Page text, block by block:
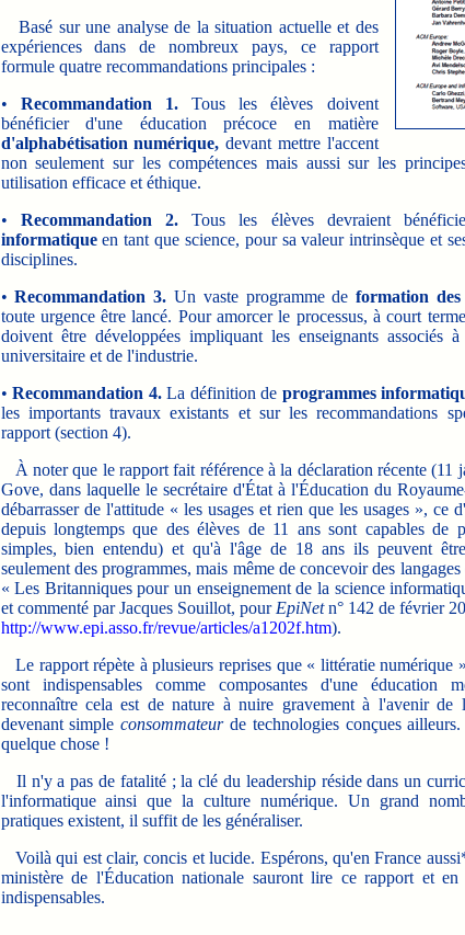
Basé sur une analyse de la situation actuelle et des
expériences dans de nombreux pays, ce rapport
formule quatre recommandations principales :
• Recommandation 1.Tous les élèves doivent
bénéficier d'une éducation précoce en matière
d'alphabétisation numérique, devant mettre l'accent
non seulement sur les compétences mais aussi sur les
utilisation efficace et éthique.
• Recommandation 2.Tous les élèves devraient
informatiqueen tant que science, pour sa valeur intrinsèque et
disciplines.
•Recommandation 3. Un vaste programme deformation des
toute urgence être lancé. Pour amorcer le processus, à court
doivent être développées impliquant les enseignants associés
universitaire et de l'industrie.
• Recommandation 4.La définition de programmes
les importants travaux existants et sur les recommandations
rapport (section 4).
À noter que le rapport fait référence à la déclaration récente (11
Gove, dans laquelle le secrétaire d'État à l'Éducation du
débarrasser de l'attitude « les usages et rien que les usages », ce
depuis longtemps que des élèves de 11 ans sont capables de
simples, bien entendu) et qu'à l'âge de 18 ans ils peuvent
seulement des programmes, mais même de concevoir des
« Les Britanniques pour un enseignement de la science
et commenté par Jacques Souillot, pour EpiNetn° 142 de février
http://www.epi.asso.fr/revue/articles/a1202f.htm).
Le rapport répète à plusieurs reprises que « littératie numérique
sont indispensables comme composantes d'une éducation
reconnaître cela est de nature à nuire gravement à l'avenir de
devenant simpleconsommateurde technologies conçues
quelque chose !
Il n'y a pas de fatalité ; la clé du leadership réside dans un
l'informatique ainsi que la culture numérique. Un grand
pratiques existent, il suffit de les généraliser.
Voilà qui est clair, concis et lucide. Espérons, qu'en France
ministère de l'Éducation nationale sauront lire ce rapport et en
indispensables.